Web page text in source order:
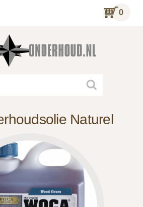
Naturel
0